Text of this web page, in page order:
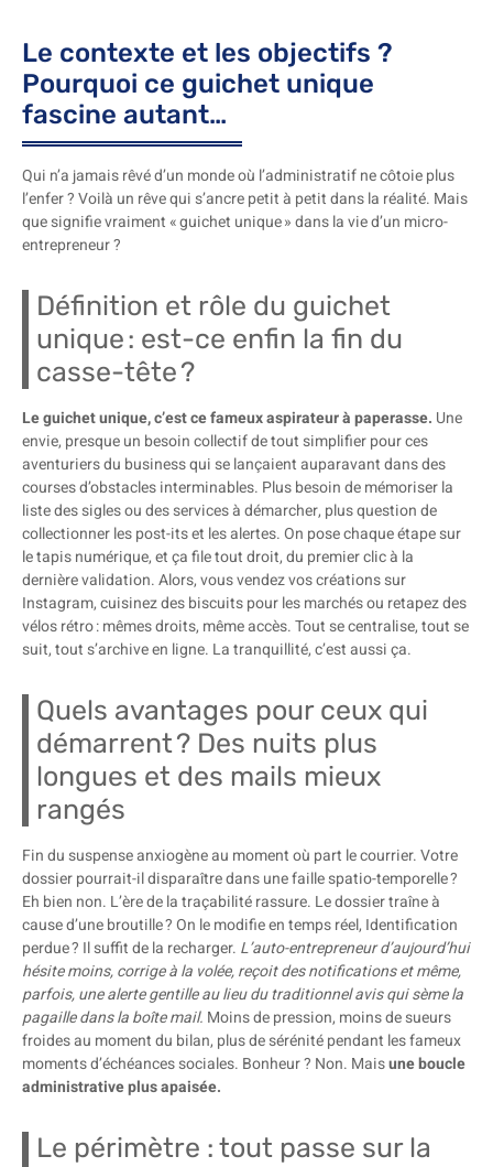
Le contexte et les objectifs ?
Pourquoi ce guichet unique
fascine autant…
Qui n’a jamais rêvé d’un monde où l’administratif ne côtoie plus
l’enfer ? Voilà un rêve qui s’ancre petit à petit dans la réalité. Mais
que signifie vraiment « guichet unique » dans la vie d’un micro-
entrepreneur ?
Définition et rôle du guichet
unique : est-ce enfin la fin du
casse-tête ?
Le guichet unique, c’est ce fameux aspirateur à paperasse. Une
envie, presque un besoin collectif de tout simplifier pour ces
aventuriers du business qui se lançaient auparavant dans des
courses d’obstacles interminables. Plus besoin de mémoriser la
liste des sigles ou des services à démarcher, plus question de
collectionner les post-its et les alertes. On pose chaque étape sur
le tapis numérique, et ça file tout droit, du premier clic à la
dernière validation. Alors, vous vendez vos créations sur
Instagram, cuisinez des biscuits pour les marchés ou retapez des
vélos rétro : mêmes droits, même accès. Tout se centralise, tout se
suit, tout s’archive en ligne. La tranquillité, c’est aussi ça.
Quels avantages pour ceux qui
démarrent ? Des nuits plus
longues et des mails mieux
rangés
Fin du suspense anxiogène au moment où part le courrier. Votre
dossier pourrait-il disparaître dans une faille spatio-temporelle ?
Eh bien non. L’ère de la traçabilité rassure. Le dossier traîne à
cause d’une broutille ? On le modifie en temps réel, Identification
perdue ? Il suffit de la recharger. L’auto-entrepreneur d’aujourd’hui
hésite moins, corrige à la volée, reçoit des notifications et même,
parfois, une alerte gentille au lieu du traditionnel avis qui sème la
pagaille dans la boîte mail. Moins de pression, moins de sueurs
froides au moment du bilan, plus de sérénité pendant les fameux
moments d’échéances sociales. Bonheur ? Non. Maisune boucle
administrative plus apaisée.
Le périmètre : tout passe sur la